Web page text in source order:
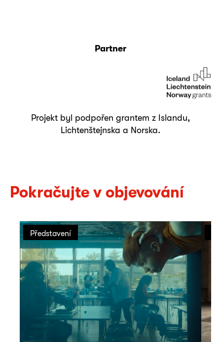
Partner
Projekt byl podpořen grantem z Islandu,
Lichtenštejnska a Norska.
Pokračujte v objevování
Představení